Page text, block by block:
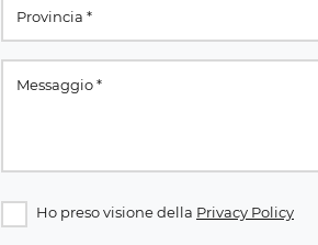
Ho preso visione della Privacy Policy